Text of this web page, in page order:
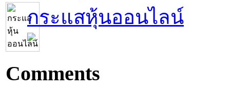
กระแสหุ้นออนไลน์
Comments